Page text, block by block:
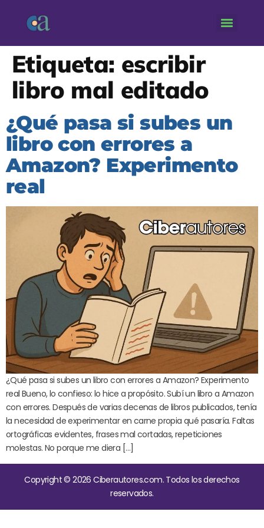
Etiqueta: escribir
libro mal editado
¿Qué pasa si subes un
libro con errores a
Amazon? Experimento
real
¿Qué pasa si subes un libro con errores a Amazon? Experimento
real Bueno, lo confieso: lo hice a propósito. Subí un libro a Amazon
con errores. Después de varias decenas de libros publicados, tenía
la necesidad de experimentar en carne propia qué pasaría. Faltas
ortográficas evidentes, frases mal cortadas, repeticiones
molestas. No porque me diera […]
Copyright © 2026 Ciberautores.com. Todos los derechos
reservados.